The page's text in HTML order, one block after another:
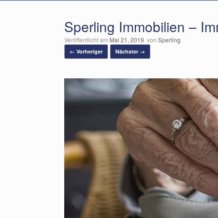
Sperling Immobilien –
Veröffentlicht am Mai 21, 2019 von Sperling
← Vorheriger Nächster →